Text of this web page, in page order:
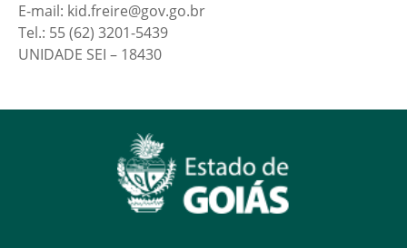
E-mail: kid.freire@gov.go.br
Tel.: 55 (62) 3201-5439
UNIDADE SEI – 18430